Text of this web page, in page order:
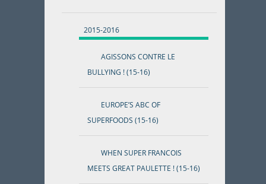
2015-2016
AGISSONS CONTRE LE
BULLYING ! (15-16)
EUROPE’S ABC OF
SUPERFOODS (15-16)
WHEN SUPER FRANCOIS
MEETS GREAT PAULETTE ! (15-16)